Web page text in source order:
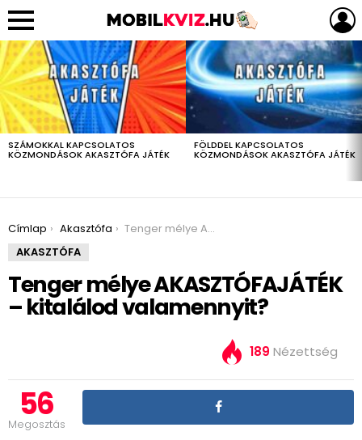
LEGUTÓBBIAK
SZÁMOKKAL KAPCSOLATOS
KÖZMONDÁSOK AKASZTÓFA JÁTÉK
FÖLDDEL KAPCSOLATOS
KÖZMONDÁSOK AKASZTÓFA JÁTÉK
You are here:
Címlap Akasztófa
Tenger mélye AKASZTÓFAJÁTÉK – kitalálod valamennyit?
AKASZTÓFA
Tenger mélye AKASZTÓFAJÁTÉK
– kitalálod valamennyit?
189 Nézettség
56
Megosztás